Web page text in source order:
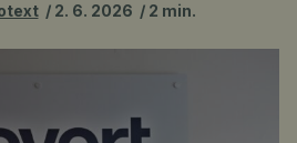
2. 6. 2026 2 min.